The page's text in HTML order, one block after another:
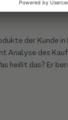
analysieren,
der Kunde
Analyse des
heißt das? Er